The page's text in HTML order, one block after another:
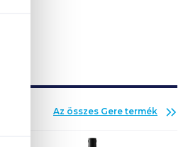
Adj hozzá termékeket!
Az összes Gere termék